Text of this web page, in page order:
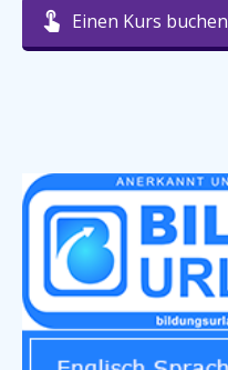
Einen Kurs buchen